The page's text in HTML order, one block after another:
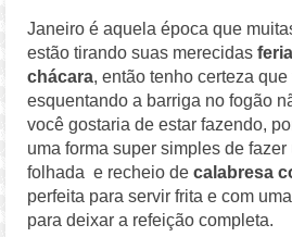
Janeiro é aquela época que
estão tirando suas merecidas
chácara, então tenho certeza
esquentando a barriga no fogão
você gostaria de estar fazendo,
uma forma super simples de
folhada e recheio decalabresa
perfeita para servir frita e com
para deixar a refeição completa.